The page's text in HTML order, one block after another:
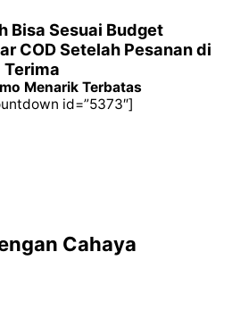
Bisa Sesuai Budget
COD Setelah Pesanan di
Terima
Menarik Terbatas
id=”5373″]
Cahaya